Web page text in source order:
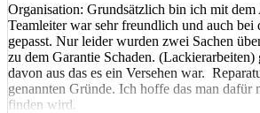
Organisation: Grundsätzlich bin ich mit
Teamleiter war sehr freundlich und auch bei
gepasst. Nur leider wurden zwei Sachen
zu dem Garantie Schaden. (Lackierarbeiten)
davon aus das es ein Versehen war.
genannten Gründe. Ich hoffe das man dafür
finden wird.